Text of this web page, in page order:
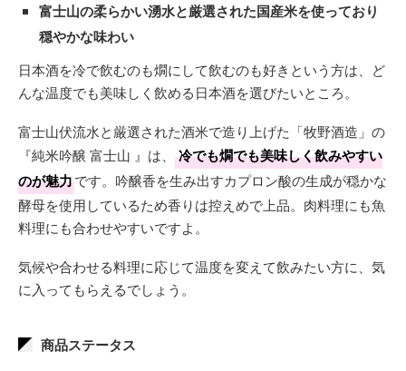
富士山の柔らかい湧水と厳選された国産米を使っており
穏やかな味わい
日本酒を冷で飲むのも燗にして飲むのも好きという方は、ど
んな温度でも美味しく飲める日本酒を選びたいところ。
富士山伏流水と厳選された酒米で造り上げた「牧野酒造」の
『純米吟醸 富士山 』は、
冷でも燗でも美味しく飲みやすい
のが魅力です。吟醸香を生み出すカプロン酸の生成が穏かな
酵母を使用しているため香りは控えめで上品。肉料理にも魚
料理にも合わせやすいですよ。
気候や合わせる料理に応じて温度を変えて飲みたい方に、気
に入ってもらえるでしょう。
商品ステータス